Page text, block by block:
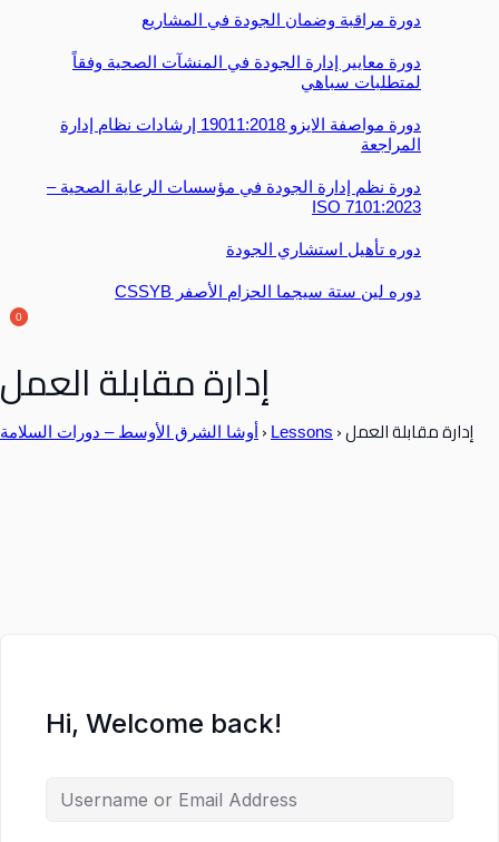
دورة مراقبة وضمان الجودة في المشاريع
دورة معايير إدارة الجودة في المنشآت الصحية وفقاً
لمتطلبات سباهي
دورة مواصفة الايزو 19011:2018 إرشادات نظام إدارة
المراجعة
دورة نظم إدارة الجودة في مؤسسات الرعاية الصحية –
7101:2023 ISO
دوره تأهيل استشاري الجودة
دوره لين ستة سيجما الحزام الأصفر CSSYB
0
0
إدارة مقابلة العمل
أوشا الشرق الأوسط – دورات السلامة › Lessons ›إدارة مقابلة العمل
Hi, Welcome back!